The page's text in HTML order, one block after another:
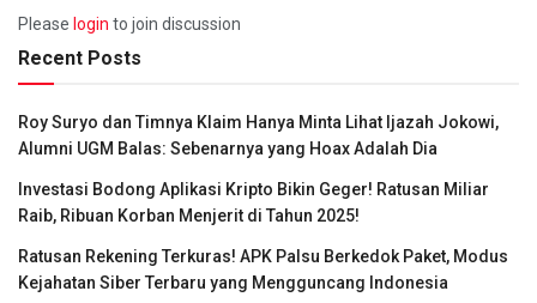
Please login to join discussion
Recent Posts
Roy Suryo dan Timnya Klaim Hanya Minta Lihat Ijazah Jokowi,
Alumni UGM Balas: Sebenarnya yang Hoax Adalah Dia
Investasi Bodong Aplikasi Kripto Bikin Geger! Ratusan Miliar
Raib, Ribuan Korban Menjerit di Tahun 2025!
Ratusan Rekening Terkuras! APK Palsu Berkedok Paket, Modus
Kejahatan Siber Terbaru yang Mengguncang Indonesia